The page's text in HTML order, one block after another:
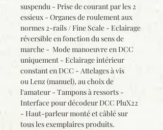
suspendu - Prise de courant par les 2
essieux - Organes de roulement aux
normes 2-rails / Fine Scale - Eclairage
réversible en fonction du sens de
marche - Mode manoeuvre en DCC
uniquement - Eclairage intérieur
constant en DCC - Attelages à vis
ou Lenz (manuel), au choix de
l'amateur - Tampons à ressorts -
Interface pour décodeur DCC PluX22
- Haut-parleur monté et câblé sur
tous les exemplaires produits.